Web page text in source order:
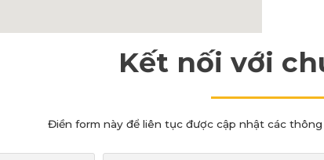
Kết nối với
Điền form này để liên tục được cập nhật các